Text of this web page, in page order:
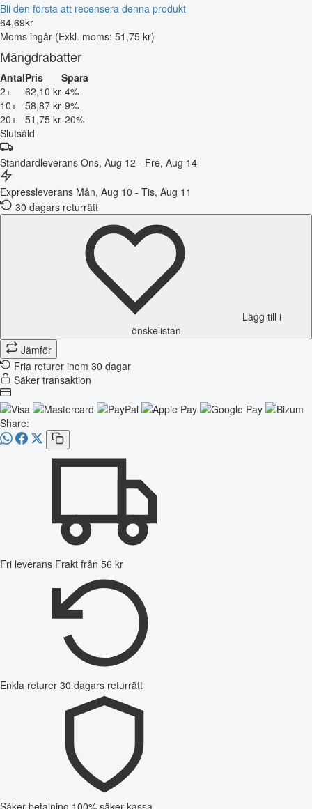
Bli den första att recensera denna produkt
64,69kr
Moms ingår (Exkl. moms: 51,75 kr)
Mängdrabatter
AntalPris
Spara
2+
62,10 kr-4%
10+ 58,87 kr-9%
20+ 51,75 kr-20%
Slutsåld
Standardleverans Ons, Aug 12 - Fre, Aug 14
Expressleverans Mån, Aug 10 - Tis, Aug 11
30 dagars returrätt
Lägg till i
önskelistan
Jämför
Fria returer inom 30 dagar
Säker transaktion
Share:
Fri leverans Frakt från 56 kr
Enkla returer 30 dagars returrätt